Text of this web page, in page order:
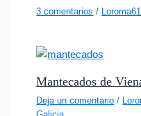
3 comentarios / Loroma61
Mantecados de
Deja un comentario /